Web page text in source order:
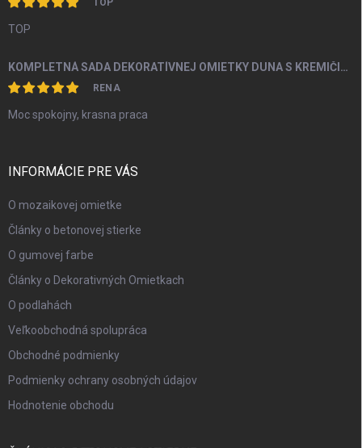
TOP
KOMPLETNÁ SADA DEKORATÍVNEJ OMIETKY DUNA S KREMIČITÝM PIESKOM A PERLEŤOU OD 5M2
RENA
Moc spokojny, krasna praca
INFORMÁCIE PRE VÁS
O mozaikovej omietke
Články o betonovej stierke
O gumovej farbe
Články o Dekorativných Omietkach
O podlahách
Veľkoobchodná spolupráca
Obchodné podmienky
Podmienky ochrany osobných údajov
Hodnotenie obchodu